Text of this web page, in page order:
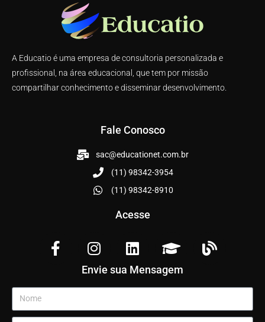
A Educatio é uma empresa de consultoria personalizada e
profissional, na área educacional, que tem por missão
compartilhar conhecimento e disseminar desenvolvimento.
Fale Conosco
sac@educationet.com.br
(11) 98342-3954
(11) 98342-8910
Acesse
Envie sua Mensagem